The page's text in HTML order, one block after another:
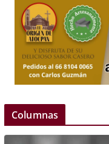
Columnas